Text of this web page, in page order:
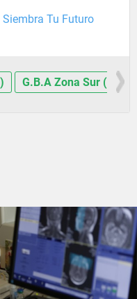
Tu Futuro
G.B.A Zona Sur (1)